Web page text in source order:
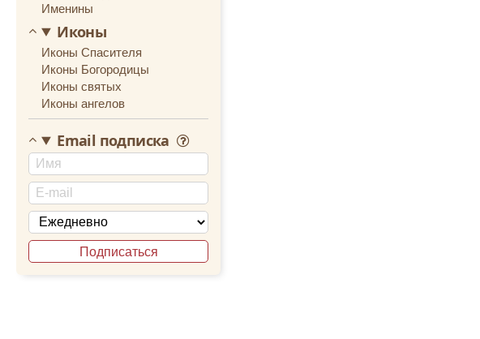
Именины
Иконы
Иконы Спасителя
Иконы Богородицы
Иконы святых
Иконы ангелов
Email подписка
Подписаться